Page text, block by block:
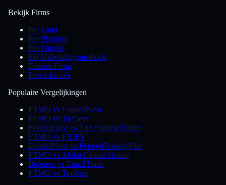
Bekijk Firms
Per Land
Per Platform
Per Functie
Per Uitbetalingsmethode
Futures Firms
Forex-firma's
Populaire Vergelijkingen
FTMO vs FundedNext
FTMO vs The5ers
FundedNext vs The Funded Trader
FTMO vs FXIFY
FundedNext vs FundedTradingPlus
FTMO vs Alpha Capital Group
Bulenox vs Earn2Trade
FTMO vs TopStep